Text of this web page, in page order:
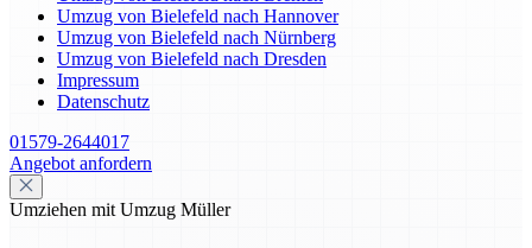
Umzug von Bielefeld nach Hannover
Umzug von Bielefeld nach Nürnberg
Umzug von Bielefeld nach Dresden
Impressum
Datenschutz
01579-2644017
Angebot anfordern
Umziehen mit Umzug Müller